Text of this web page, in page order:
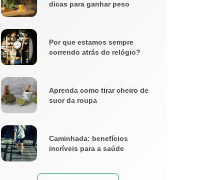
dicas para ganhar peso
Por que estamos sempre
correndo atrás do relógio?
Aprenda como tirar cheiro de
suor da roupa
Caminhada: benefícios
incríveis para a saúde